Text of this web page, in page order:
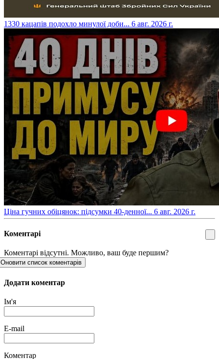
​1330 кацапів подохло минулої доби... 6 авг. 2026 г.
​Ціна гучних обіцянок: підсумки 40-денної... 6 авг. 2026 г.
Коментарі
Коментарі відсутні. Можливо, ваш буде першим?
Оновити список коментарів
Додати коментар
Ім'я
E-mail
Коментар